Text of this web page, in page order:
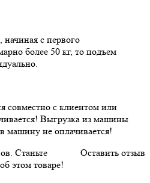
с первого
более 50 кг, то подъем
совместно с клиентом или
Выгрузка из машины
машину не оплачивается!
Оставить отзыв
Станьте
этом товаре!